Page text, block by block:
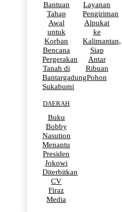
Bantuan
Tahap
Awal
untuk
Korban
Bencana
Pergerakan
Tanah di
Bantargadung
Sukabumi
Layanan
Pengiriman
Alpukat
ke
Kalimantan,
Siap
Antar
Ribuan
Pohon
DAERAH
Buku
Bobby
Nasution
Menantu
Presiden
Jokowi
Diterbitkan
CV
Firaz
Media